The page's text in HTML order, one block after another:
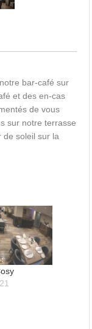
bar-café sur
et des en-cas
de vous
sur notre terrasse
de soleil sur la